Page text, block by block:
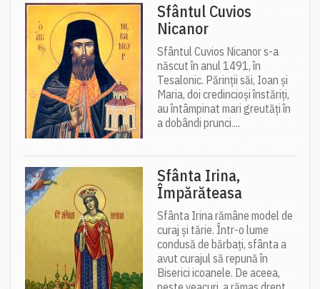
Sfântul Cuvios
Nicanor
Sfântul Cuvios Nicanor s-a
născut în anul 1491, în
Tesalonic. Părinții săi, Ioan și
Maria, doi credincioși înstăriți,
au întâmpinat mari greutăți în
a dobândi prunci....
Sfânta Irina,
Împărăteasa
Sfânta Irina rămâne model de
curaj și tărie. Într-o lume
condusă de bărbați, sfânta a
avut curajul să repună în
Biserici icoanele. De aceea,